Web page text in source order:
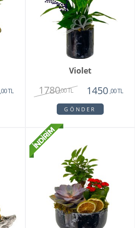
,00 TL
Violet
1780,00 TL 1450 ,00 TL
GÖNDER